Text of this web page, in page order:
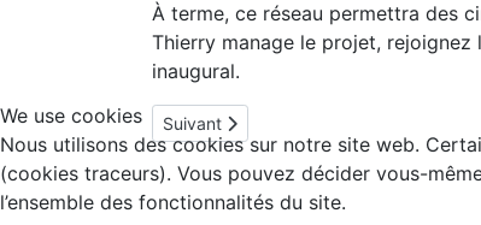
À terme, ce réseau permettra des
Thierry manage le projet,
inaugural.
Article suivant : On ressort la Mine de
Suivant
We use cookies
Nous utilisons des cookies sur notre site web.
(cookies traceurs). Vous pouvez décider vous-
l’ensemble des fonctionnalités du site.